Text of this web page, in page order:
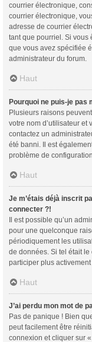
courrier électronique,
courrier électronique,
adresse de courrier
tant que pourriel. Si vous
que vous avez spécifiée
administrateur du forum.
Haut
Pourquoi ne puis-je pas
Plusieurs raisons
votre nom d’utilisateur et
contactez un
été banni. Il est
problème de
Haut
Je m’étais déjà inscrit
connecter ?!
Il est possible qu’un
pour une quelconque
périodiquement les
de données. Si tel était
participer plus
Haut
J’ai perdu mon mot de
Pas de panique ! Bien
peut facilement être
connexion et cliquer sur